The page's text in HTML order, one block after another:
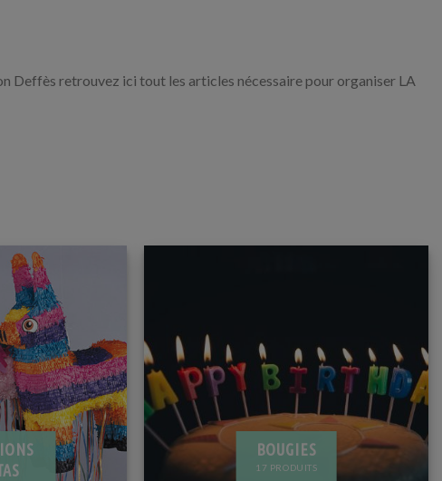
Deffès retrouvez ici tout les articles nécessaire pour organiser LA
BOUGIES
17 PRODUITS